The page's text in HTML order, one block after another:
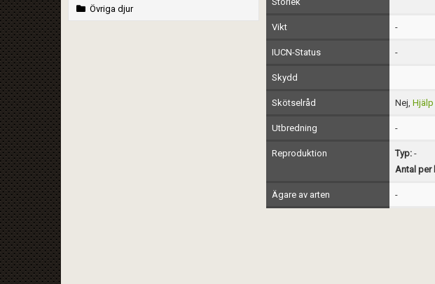
Övriga djur
Vikt -
IUCN-Status -
Skydd
Skötselråd Nej, Hjälp
Utbredning -
Reproduktion Typ:-
Antal per
Ägare av arten -